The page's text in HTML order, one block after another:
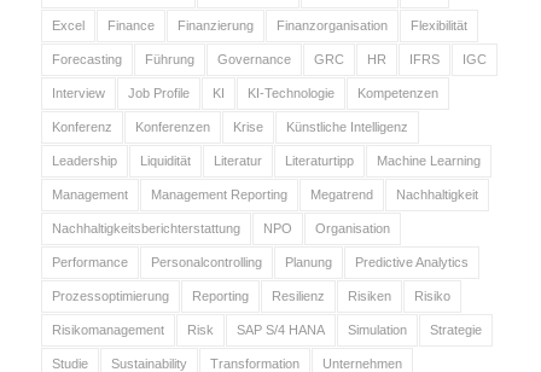
Excel Finance Finanzierung Finanzorganisation Flexibilität
Forecasting Führung Governance GRC HR IFRS IGC
Interview Job Profile KI KI-Technologie Kompetenzen
Konferenz Konferenzen Krise Künstliche Intelligenz
Leadership Liquidität Literatur Literaturtipp Machine Learning
Management Management Reporting Megatrend Nachhaltigkeit
Nachhaltigkeitsberichterstattung NPO Organisation
Performance Personalcontrolling Planung Predictive Analytics
Prozessoptimierung Reporting Resilienz Risiken Risiko
Risikomanagement Risk SAP S/4 HANA Simulation Strategie
Studie Sustainability Transformation Unternehmen